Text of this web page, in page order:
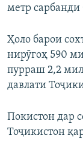
метр сарбанди
Ҳоло барои
нирӯгоҳ 590
пурраш 2,2
давлати
Покистон дар
Тоҷикистон